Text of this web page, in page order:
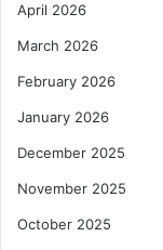
April 2026
March 2026
February 2026
January 2026
December 2025
November 2025
October 2025